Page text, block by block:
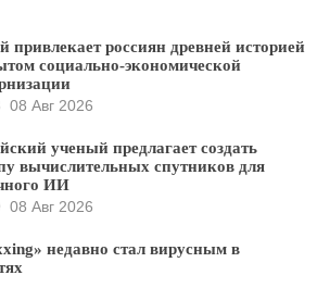
привлекает россиян древней историей
социально-экономической
08 Авг 2026
ученый предлагает создать
вычислительных спутников для
ИИ
08 Авг 2026
недавно стал вирусным в